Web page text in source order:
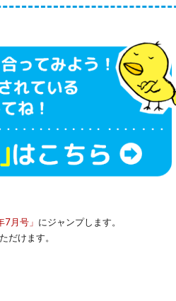
7月号」 にジャンプします。
だけます。